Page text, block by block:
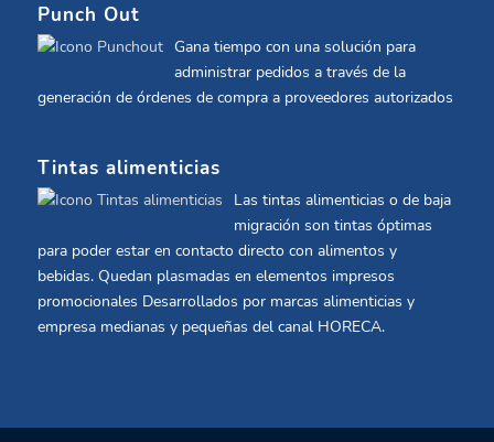
Punch Out
Gana tiempo con una solución para
administrar pedidos a través de la
generación de órdenes de compra a proveedores autorizados
Tintas alimenticias
Las tintas alimenticias o de baja
migración son tintas óptimas
para poder estar en contacto directo con alimentos y
bebidas. Quedan plasmadas en elementos impresos
promocionales Desarrollados por marcas alimenticias y
empresa medianas y pequeñas del canal HORECA.